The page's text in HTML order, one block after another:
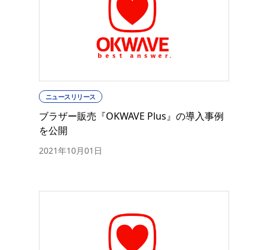
ニュースリリース
ブラザー販売『OKWAVE Plus』の導入事例
を公開
2021年10月01日